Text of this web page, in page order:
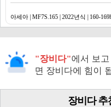
아세아 | MF7S.165 | 2022년식 | 160-
"장비다"에서 보고
면 장비다에 힘이
장비다 추